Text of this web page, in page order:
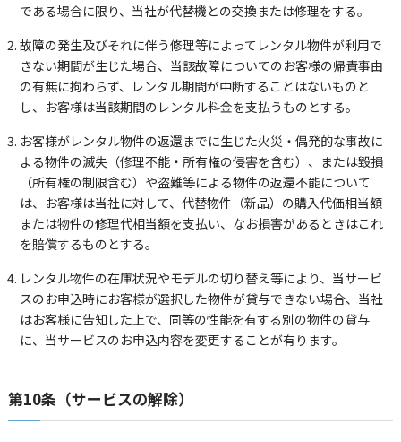
である場合に限り、当社が代替機との交換または修理をする。
故障の発生及びそれに伴う修理等によってレンタル物件が利用で
きない期間が生じた場合、当該故障についてのお客様の帰責事由
の有無に拘わらず、レンタル期間が中断することはないものと
し、お客様は当該期間のレンタル料金を支払うものとする。
お客様がレンタル物件の返還までに生じた火災・偶発的な事故に
よる物件の滅失（修理不能・所有権の侵害を含む）、または毀損
（所有権の制限含む）や盗難等による物件の返還不能について
は、お客様は当社に対して、代替物件（新品）の購入代価相当額
または物件の修理代相当額を支払い、なお損害があるときはこれ
を賠償するものとする。
レンタル物件の在庫状況やモデルの切り替え等により、当サービ
スのお申込時にお客様が選択した物件が貸与できない場合、当社
はお客様に告知した上で、同等の性能を有する別の物件の貸与
に、当サービスのお申込内容を変更することが有ります。
第10条（サービスの解除）